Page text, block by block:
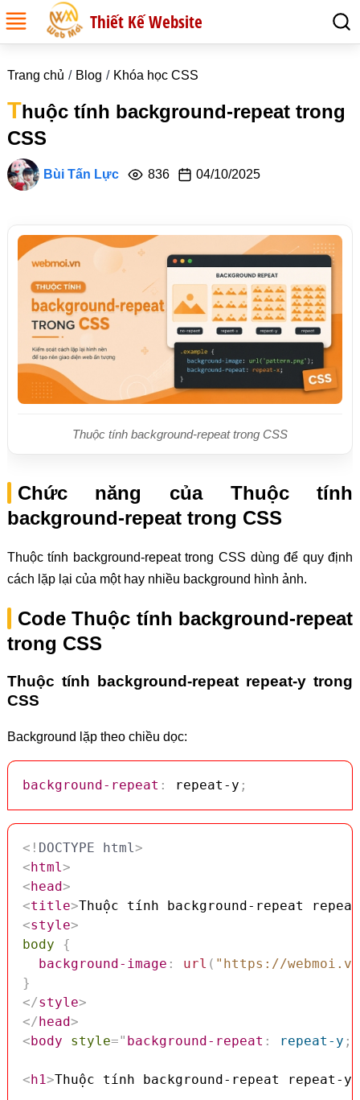
Thiết Kế Website
Trang chủ Blog Khóa học CSS
Thuộc tính background-repeat trong
CSS
Bùi Tấn Lực 836 04/10/2025
Thuộc tính background-repeat trong CSS
Chức năng của Thuộc tính
background-repeat trong CSS
Thuộc tính background-repeat trong CSS dùng để quy định
cách lặp lại của một hay nhiều background hình ảnh.
Code Thuộc tính background-repeat
trong CSS
Thuộc tính background-repeat repeat-y trong
CSS
Background lặp theo chiều dọc:
background-repeat : repeat-y ;
<! DOCTYPE html>
<html>
<head>
<title>Thuộc tính background-repeat
<style>
body
{
background-image : url ( "https://
}
</style>
</head>
<body style=" background-repeat : repeat-y ;
<h1>Thuộc tính background-repeat repeat-y